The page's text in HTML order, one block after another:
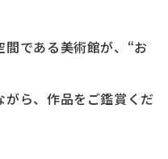
である美術館が、“お
ら、作品をご鑑賞くだ